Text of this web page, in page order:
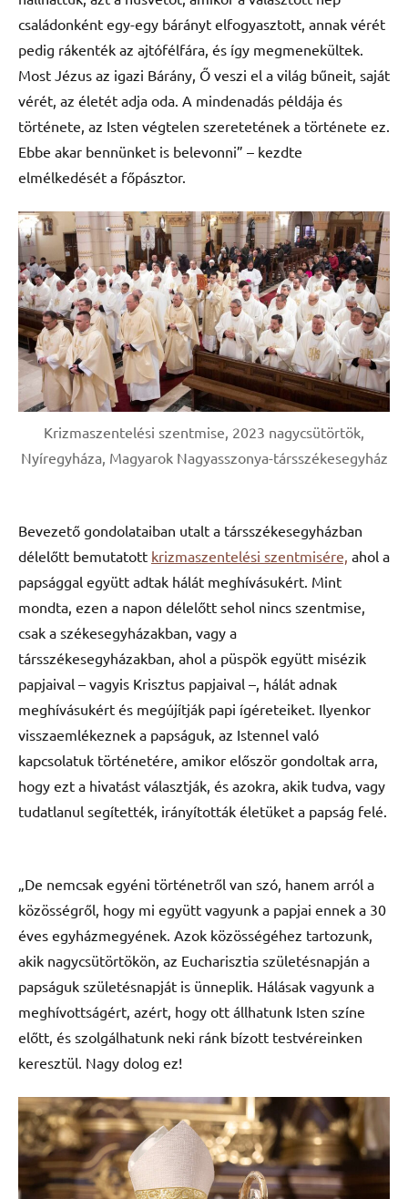
családonként egy-egy bárányt elfogyasztott, annak vérét
pedig rákenték az ajtófélfára, és így megmenekültek.
Most Jézus az igazi Bárány, Ő veszi el a világ bűneit, saját
vérét, az életét adja oda. A mindenadás példája és
története, az Isten végtelen szeretetének a története ez.
Ebbe akar bennünket is belevonni” – kezdte
elmélkedését a főpásztor.
Krizmaszentelési szentmise, 2023 nagycsütörtök,
Nyíregyháza, Magyarok Nagyasszonya-társszékesegyház
Bevezető gondolataiban utalt a társszékesegyházban
délelőtt bemutatott krizmaszentelési szentmisére, ahol a
papsággal együtt adtak hálát meghívásukért. Mint
mondta, ezen a napon délelőtt sehol nincs szentmise,
csak a székesegyházakban, vagy a
társszékesegyházakban, ahol a püspök együtt misézik
papjaival – vagyis Krisztus papjaival –, hálát adnak
meghívásukért és megújítják papi ígéreteiket. Ilyenkor
visszaemlékeznek a papságuk, az Istennel való
kapcsolatuk történetére, amikor először gondoltak arra,
hogy ezt a hivatást választják, és azokra, akik tudva, vagy
tudatlanul segítették, irányították életüket a papság felé.
„De nemcsak egyéni történetről van szó, hanem arról a
közösségről, hogy mi együtt vagyunk a papjai ennek a 30
éves egyházmegyének. Azok közösségéhez tartozunk,
akik nagycsütörtökön, az Eucharisztia születésnapján a
papságuk születésnapját is ünneplik. Hálásak vagyunk a
meghívottságért, azért, hogy ott állhatunk Isten színe
előtt, és szolgálhatunk neki ránk bízott testvéreinken
keresztül. Nagy dolog ez!